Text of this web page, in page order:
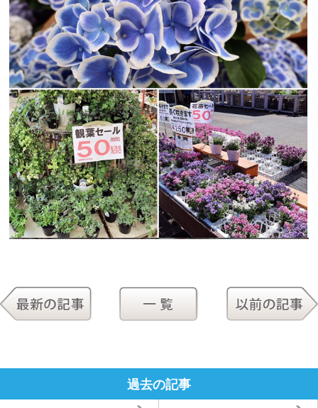
過去の記事